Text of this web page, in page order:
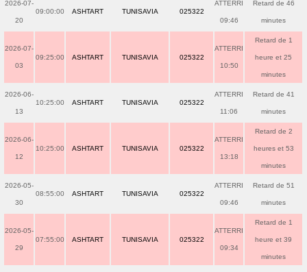
2026-07-
20
09:00:00 ASHTART TUNISAVIA 025322
ATTERRI
09:46
Retard de 46
minutes
2026-07-
03
09:25:00 ASHTART TUNISAVIA 025322
ATTERRI
10:50
Retard de 1
heure et 25
minutes
2026-06-
13
10:25:00 ASHTART TUNISAVIA 025322
ATTERRI
11:06
Retard de 41
minutes
2026-06-
12
10:25:00 ASHTART TUNISAVIA 025322
ATTERRI
13:18
Retard de 2
heures et 53
minutes
2026-05-
30
08:55:00 ASHTART TUNISAVIA 025322
ATTERRI
09:46
Retard de 51
minutes
2026-05-
29
07:55:00 ASHTART TUNISAVIA 025322
ATTERRI
09:34
Retard de 1
heure et 39
minutes